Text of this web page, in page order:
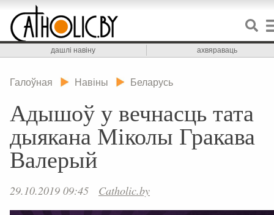
дашлі навіну ахвяраваць
Галоўная Навіны Беларусь
Адышоў у вечнасць тата
дыякана Міколы Гракава
Валерый
29.10.2019 09:45 Catholic.by